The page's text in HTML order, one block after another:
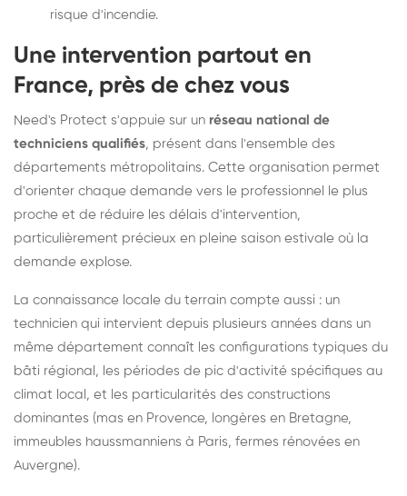
risque d'incendie.
Une intervention partout en
France, près de chez vous
Need's Protect s'appuie sur un réseau national de
techniciens qualifiés, présent dans l'ensemble des
départements métropolitains. Cette organisation permet
d'orienter chaque demande vers le professionnel le plus
proche et de réduire les délais d'intervention,
particulièrement précieux en pleine saison estivale où la
demande explose.
La connaissance locale du terrain compte aussi : un
technicien qui intervient depuis plusieurs années dans un
même département connaît les configurations typiques du
bâti régional, les périodes de pic d'activité spécifiques au
climat local, et les particularités des constructions
dominantes (mas en Provence, longères en Bretagne,
immeubles haussmanniens à Paris, fermes rénovées en
Auvergne).